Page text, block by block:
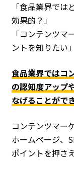
「食品業界で
効果的？」
「コンテンツ
ントを知りたい」
食品業界ではコ
の認知度アップ
なげることがで
コンテンツマー
ホームページ、
ポイントを押さ